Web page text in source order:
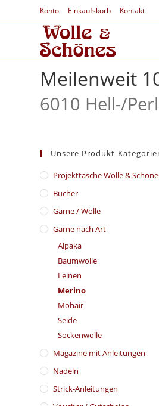
Konto Einkaufskorb Kontakt
Meilenweit
6010 Hell-/
Unsere Produkt-
​Projekttasche Wolle &
Bücher
Garne / Wolle
Garne nach Art
Alpaka
Baumwolle
Leinen
Merino
Mohair
Seide
Sockenwolle
Magazine mit Anleitungen
Nadeln
Strick-Anleitungen